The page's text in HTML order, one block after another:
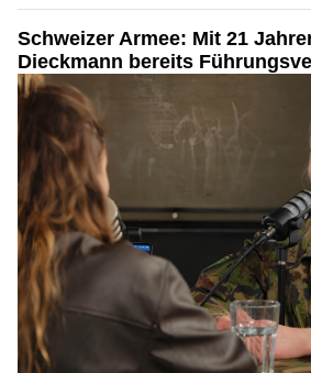
Schweizer Armee: Mit 21
Dieckmann bereits